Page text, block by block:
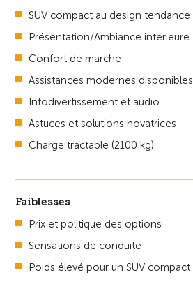
SUV compact au design tendance
Présentation/Ambiance intérieure
Confort de marche
Assistances modernes disponibles
Infodivertissement et audio
Astuces et solutions novatrices
Charge tractable (2100 kg)
Faiblesses
Prix et politique des options
Sensations de conduite
Poids élevé pour un SUV compact